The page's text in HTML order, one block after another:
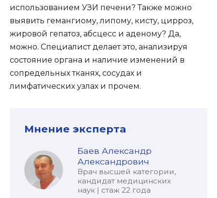
использованием УЗИ печени? Также можно
выявить гемангиому, липому, кисту, цирроз,
жировой гепатоз, абсцесс и аденому? Да,
можно. Специалист делает это, анализируя
состояние органа и наличие изменений в
сопредельных тканях, сосудах и
лимфатических узлах и прочем.
Мнение эксперта
Баев Александр
Александрович
Врач высшей категории,
кандидат медицинских
наук | стаж 22 года